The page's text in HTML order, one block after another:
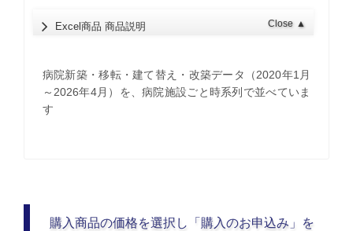
Excel商品 商品説明 Close ▲
病院新築・移転・建て替え・改築データ（2020年1月
～2026年4月）を、病院施設ごと時系列で並べていま
す
購入商品の価格を選択し「購入のお申込み」を